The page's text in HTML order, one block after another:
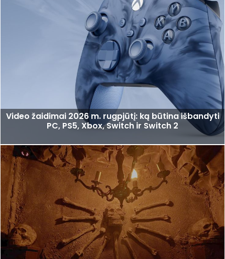
Video žaidimai 2026 m. rugpjūtį: ką būtina išbandyti
PC, PS5, Xbox, Switch ir Switch 2